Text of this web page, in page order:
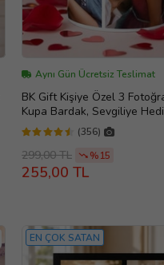
Aynı Gün Ücretsiz Teslimat
BK Gift Kişiye Özel 3
Kupa Bardak, Sevgiliye
Arkadaşa Hediye
(356)
299,00 TL %15
255,00 TL
EN ÇOK SATAN